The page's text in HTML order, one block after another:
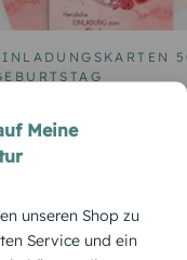
Geburtstag Aquarell
Meine
unseren Shop zu
Service und ein